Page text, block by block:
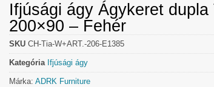
Ifjúsági ágy Ágykeret dupla
200×90 – Fehér
SKU CH-Tia-W+ART.-206-E1385
Kategória Ifjúsági ágy
Márka: ADRK Furniture